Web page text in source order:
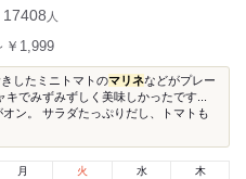
17408 人
￥1,999
したミニトマトのマリネなどがプレー
でみずみずしく美味しかったです...
ン。 サラダたっぷりだし、トマトも
月 火 水 木